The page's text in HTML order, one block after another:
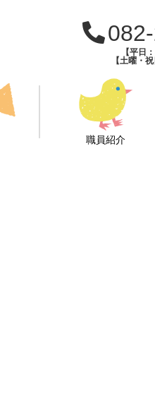
【平日
【土曜・
職員紹介